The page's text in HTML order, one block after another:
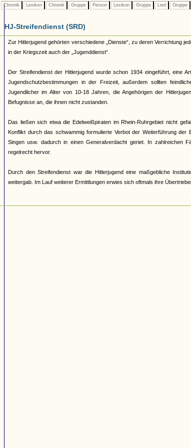
Chronik Lexikon Chronik Gruppe Person Lexikon Gruppe Lied Gruppe
HJ-Streifendienst (SRD)
Zur Hitlerjugend gehörten verschiedene „Dienste“, zu deren Verrichtung
in der Kriegszeit auch der „Jugenddienst“.
Der Streifendienst der Hitlerjugend wurde schon 1934 eingeführt, eine
Jugendschutzbestimmungen in der Freizeit, außerdem sollten
Jugendlicher im Alter von 10-18 Jahren, die Angehörigen der
Befugnisse an, die ihnen nicht zustanden.
Das ließen sich etwa die Edelweißpiraten im Rhein-Ruhrgebiet nicht
Konflikt durch das schwammig formulierte Verbot der Weiterführung
Singen usw. dadurch in einen Generalverdacht geriet. In zahlreichen
regelrecht hervor.
Durch den Streifendienst war die Hitlerjugend eine maßgebliche
weitergab. Im Lauf weiterer Ermittlungen erwies sich oftmals ihre